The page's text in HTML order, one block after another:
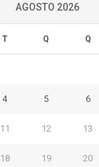
AGOSTO 2026
T Q Q
4 5 6
11 12 13
18 19 20